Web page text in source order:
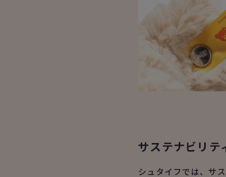
サステナビリテ
シュタイフでは、サ